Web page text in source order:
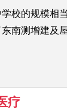
校的规模相
南测增建及
疗